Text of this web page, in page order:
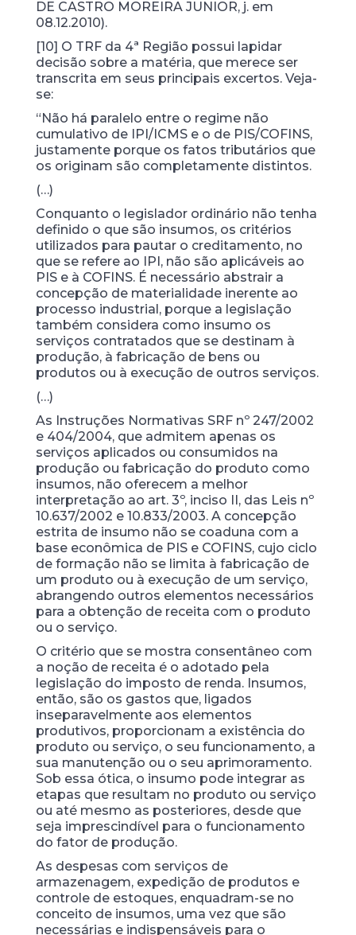
DE CASTRO MOREIRA JUNIOR, j. em
08.12.2010).
[10] O TRF da 4ª Região possui lapidar
decisão sobre a matéria, que merece ser
transcrita em seus principais excertos. Veja-
se:
“Não há paralelo entre o regime não
cumulativo de IPI/ICMS e o de PIS/COFINS,
justamente porque os fatos tributários que
os originam são completamente distintos.
(…)
Conquanto o legislador ordinário não tenha
definido o que são insumos, os critérios
utilizados para pautar o creditamento, no
que se refere ao IPI, não são aplicáveis ao
PIS e à COFINS. É necessário abstrair a
concepção de materialidade inerente ao
processo industrial, porque a legislação
também considera como insumo os
serviços contratados que se destinam à
produção, à fabricação de bens ou
produtos ou à execução de outros serviços.
(…)
As Instruções Normativas SRF nº 247/2002
e 404/2004, que admitem apenas os
serviços aplicados ou consumidos na
produção ou fabricação do produto como
insumos, não oferecem a melhor
interpretação ao art. 3º, inciso II, das Leis nº
10.637/2002 e 10.833/2003. A concepção
estrita de insumo não se coaduna com a
base econômica de PIS e COFINS, cujo ciclo
de formação não se limita à fabricação de
um produto ou à execução de um serviço,
abrangendo outros elementos necessários
para a obtenção de receita com o produto
ou o serviço.
O critério que se mostra consentâneo com
a noção de receita é o adotado pela
legislação do imposto de renda. Insumos,
então, são os gastos que, ligados
inseparavelmente aos elementos
produtivos, proporcionam a existência do
produto ou serviço, o seu funcionamento, a
sua manutenção ou o seu aprimoramento.
Sob essa ótica, o insumo pode integrar as
etapas que resultam no produto ou serviço
ou até mesmo as posteriores, desde que
seja imprescindível para o funcionamento
do fator de produção.
As despesas com serviços de
armazenagem, expedição de produtos e
controle de estoques, enquadram-se no
conceito de insumos, uma vez que são
necessárias e indispensáveis para o